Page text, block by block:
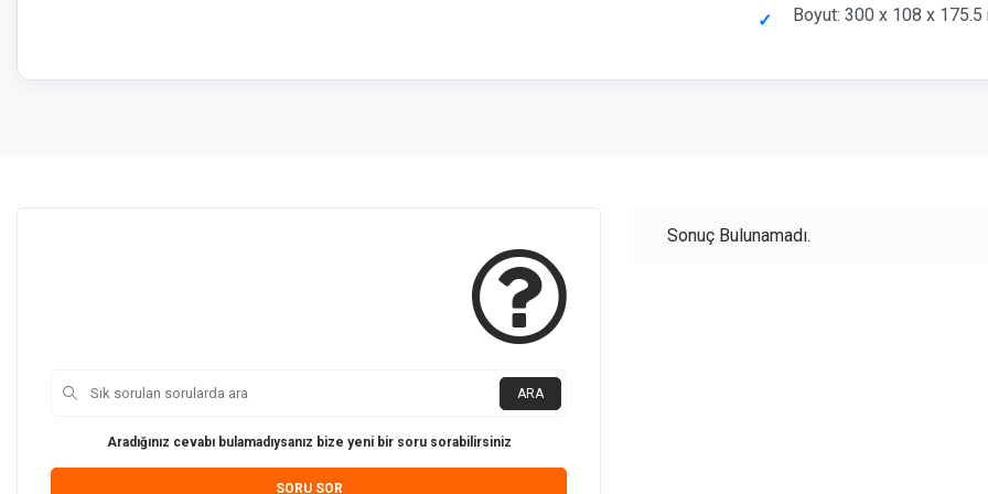
Boyut: 300 x 108 x 175.5
ARA
Aradığınız cevabı bulamadıysanız bize yeni bir soru sorabilirsiniz
SORU SOR
Sonuç Bulunamadı.